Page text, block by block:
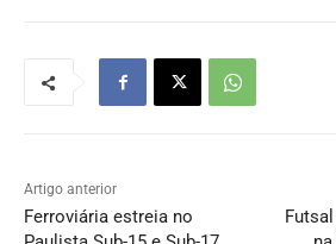
Artigo anterior
Ferroviária estreia no